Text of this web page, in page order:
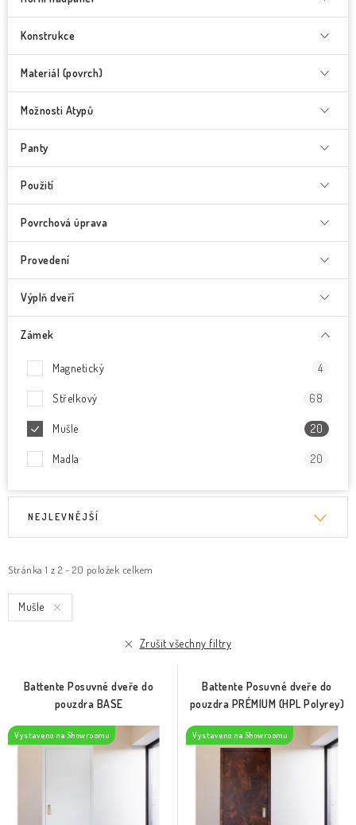
Konstrukce
Materiál (povrch)
Možnosti Atypů
Panty
Použití
Povrchová úprava
Provedení
Výplň dveří
Zámek
Magnetický 4
Střelkový 68
Mušle 20
Madla 20
i
s
p
k
t
Stránka 1 z 2 - 20 položek celkem
e
n
í
u
k
NEJLEVNĚJŠÍ
Mušle
Zrušit všechny filtry
Battente Posuvné dveře do
pouzdra BASE
Vystaveno na Showroomu
Battente Posuvné dveře do
pouzdra PRÉMIUM (HPL Polyrey)
Vystaveno na Showroomu